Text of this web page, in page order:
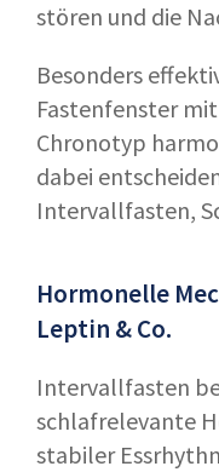
stören und die
Besonders
Fastenfenster
Chronotyp
dabei
Intervallfasten,
Hormonelle
Leptin & Co.
Intervallfasten
schlafrelevante
stabiler